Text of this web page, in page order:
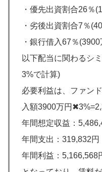
・優先出資割合26％
・劣後出資割合7％
・銀行借入67％
以下配当に関わるシ
3%で計算)
必要利益は、ファン
入額3900万円
年間想定収益：
年間支出：319,832円
年間利益：5,166,568